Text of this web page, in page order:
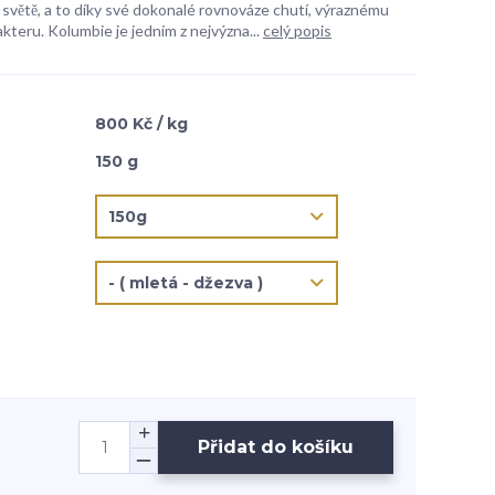
a to díky své dokonalé rovnováze chutí, výraznému
Kolumbie je jedním z nejvýzna... celý popis
800 Kč / kg
150 g
Přidat do košíku